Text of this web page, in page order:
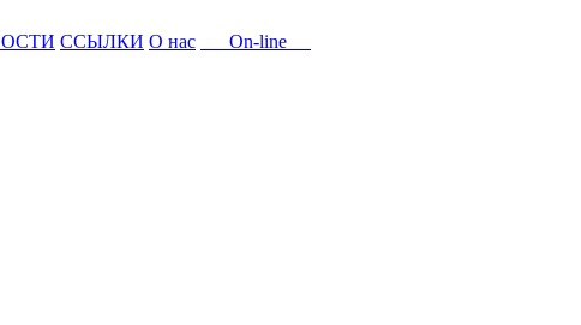
ССЫЛКИ О нас On-line